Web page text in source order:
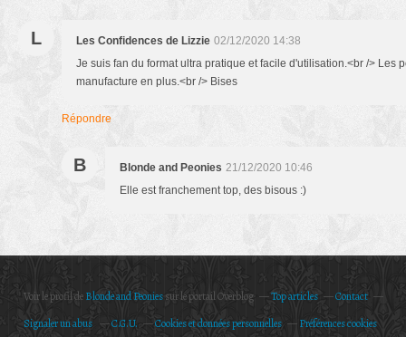
L Les Confidences de Lizzie 02/12/2020 14:38
Je suis fan du format ultra pratique et facile d'utilisation.<br /> Les
manufacture en plus.<br /> Bises
Répondre
B Blonde and Peonies 21/12/2020 10:46
Elle est franchement top, des bisous :)
Voir le profil deBlonde and Peoniessur le portail Overblog Top articles
Contact
Signaler un abus
C.G.U. Cookies et données personnelles Préférences cookies